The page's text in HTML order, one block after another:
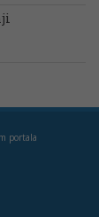
portala